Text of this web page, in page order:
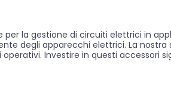
la gestione di circuiti elettrici in
degli apparecchi elettrici. La
Investire in questi accessori